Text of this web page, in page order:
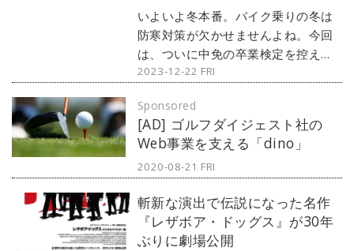
いよいよ冬本番。バイク乗りの冬は
防寒対策が欠かせませんよね。今回
は、ついに中免の卒業検定を控えた
筆者、20代女子yukiが冬に使いたい
す。最後にはプレゼント企画もあ
り！
2023-12-22 FRI
[AD] ゴルフダイジェスト社の
Web事業を支える「dino」
Sponsored
2020-08-21 FRI
斬新な演出で伝説になった名作
『レザボア・ドッグス』が30年
ぶりに劇場公開